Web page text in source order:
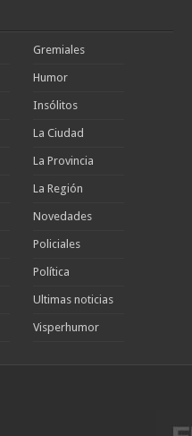
Gremiales
Humor
Insólitos
La Ciudad
La Provincia
La Región
Novedades
Policiales
Política
Ultimas noticias
Visperhumor